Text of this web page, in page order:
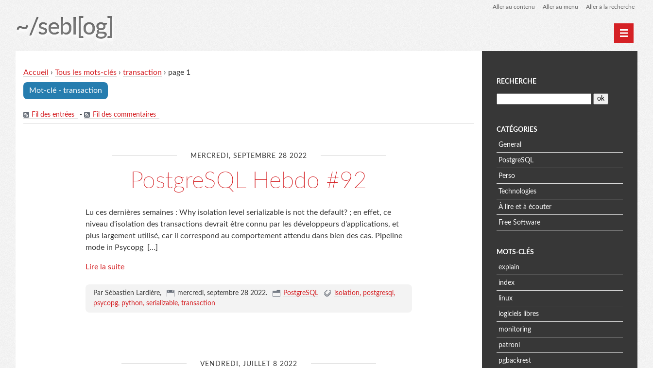
Aller au contenu Aller au menu Aller à la recherche
~/sebl[og]
Accueil
› Tous les mots-clés› transaction › page 1
Mot-clé - transaction
Fil des entrées - Fil des commentaires
MERCREDI, SEPTEMBRE 28 2022
PostgreSQL Hebdo #92
Lu ces dernières semaines : Why isolation level serializable is not the default? ; en effet, ce
niveau d'isolation des transactions devrait être connu par les développeurs d'applications, et
plus largement utilisé, car il correspond au comportement attendu dans bien des cas. Pipeline
mode in Psycopg
[…]
Lire la suite
Par Sébastien Lardière, mercredi, septembre 28 2022. PostgreSQL isolation
postgresql
psycopg python serializable transaction
VENDREDI, JUILLET 8 2022
M
e
n
u
RECHERCHE
CATÉGORIES
General
PostgreSQL
Perso
Technologies
À lire et à écouter
Free Software
MOTS-CLÉS
explain
index
linux
logiciels libres
monitoring
patroni
pgbackrest